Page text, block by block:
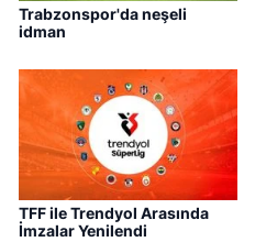
Trabzonspor'da neşeli
idman
TFF ile Trendyol Arasında
İmzalar Yenilendi